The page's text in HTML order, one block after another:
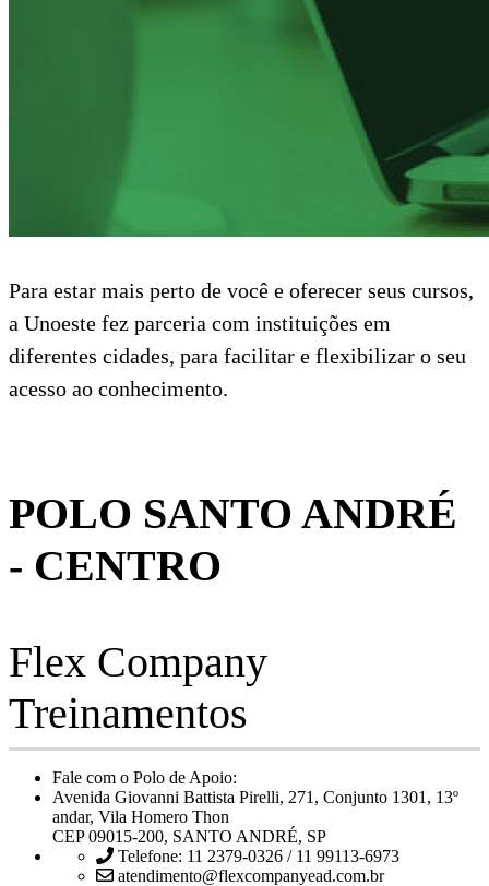
Para estar mais perto de você e oferecer seus cursos,
a Unoeste fez parceria com instituições em
diferentes cidades, para facilitar e flexibilizar o seu
acesso ao conhecimento.
POLO SANTO ANDRÉ
- CENTRO
Flex Company
Treinamentos
Fale com o Polo de Apoio:
Avenida Giovanni Battista Pirelli, 271, Conjunto 1301, 13º
andar, Vila Homero Thon
CEP 09015-200, SANTO ANDRÉ, SP
Telefone: 11 2379-0326 / 11 99113-6973
atendimento@flexcompanyead.com.br